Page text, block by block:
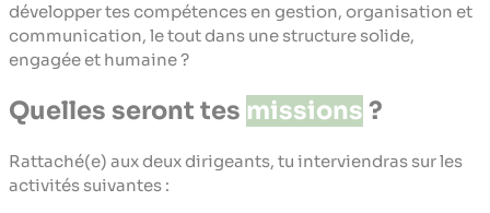
développer tes compétences en gestion, organisation et
communication, le tout dans une structure solide,
engagée et humaine ?
Quelles seront tes missions ?
Rattaché(e) aux deux dirigeants, tu interviendras sur les
activités suivantes :